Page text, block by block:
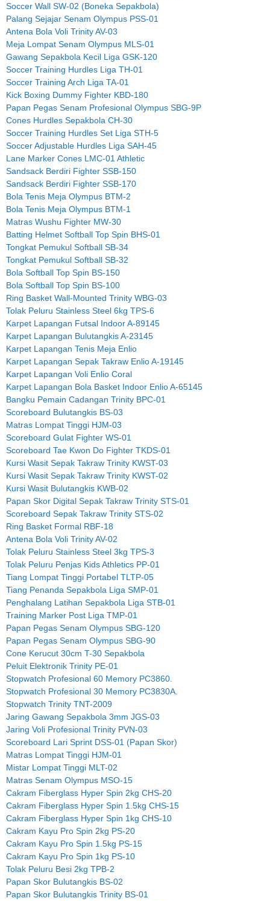
Soccer Wall SW-02 (Boneka Sepakbola)
Palang Sejajar Senam Olympus PSS-01
Antena Bola Voli Trinity AV-03
Meja Lompat Senam Olympus MLS-01
Gawang Sepakbola Kecil Liga GSK-120
Soccer Training Hurdles Liga TH-01
Soccer Training Arch Liga TA-01
Kick Boxing Dummy Fighter KBD-180
Papan Pegas Senam Profesional Olympus SBG-9P
Cones Hurdles Sepakbola CH-30
Soccer Training Hurdles Set Liga STH-5
Soccer Adjustable Hurdles Liga SAH-45
Lane Marker Cones LMC-01 Athletic
Sandsack Berdiri Fighter SSB-150
Sandsack Berdiri Fighter SSB-170
Bola Tenis Meja Olympus BTM-2
Bola Tenis Meja Olympus BTM-1
Matras Wushu Fighter MW-30
Batting Helmet Softball Top Spin BHS-01
Tongkat Pemukul Softball SB-34
Tongkat Pemukul Softball SB-32
Bola Softball Top Spin BS-150
Bola Softball Top Spin BS-100
Ring Basket Wall-Mounted Trinity WBG-03
Tolak Peluru Stainless Steel 6kg TPS-6
Karpet Lapangan Futsal Indoor A-89145
Karpet Lapangan Bulutangkis A-23145
Karpet Lapangan Tenis Meja Enlio
Karpet Lapangan Sepak Takraw Enlio A-19145
Karpet Lapangan Voli Enlio Coral
Karpet Lapangan Bola Basket Indoor Enlio A-65145
Bangku Pemain Cadangan Trinity BPC-01
Scoreboard Bulutangkis BS-03
Matras Lompat Tinggi HJM-03
Scoreboard Gulat Fighter WS-01
Scoreboard Tae Kwon Do Fighter TKDS-01
Kursi Wasit Sepak Takraw Trinity KWST-03
Kursi Wasit Sepak Takraw Trinity KWST-02
Kursi Wasit Bulutangkis KWB-02
Papan Skor Digital Sepak Takraw Trinity STS-01
Scoreboard Sepak Takraw Trinity STS-02
Ring Basket Formal RBF-18
Antena Bola Voli Trinity AV-02
Tolak Peluru Stainless Steel 3kg TPS-3
Tolak Peluru Penjas Kids Athletics PP-01
Tiang Lompat Tinggi Portabel TLTP-05
Tiang Penanda Sepakbola Liga SMP-01
Penghalang Latihan Sepakbola Liga STB-01
Training Marker Post Liga TMP-01
Papan Pegas Senam Olympus SBG-120
Papan Pegas Senam Olympus SBG-90
Cone Kerucut 30cm T-30 Sepakbola
Peluit Elektronik Trinity PE-01
Stopwatch Profesional 60 Memory PC3860.
Stopwatch Profesional 30 Memory PC3830A.
Stopwatch Trinity TNT-2009
Jaring Gawang Sepakbola 3mm JGS-03
Jaring Voli Profesional Trinity PVN-03
Scoreboard Lari Sprint DSS-01 (Papan Skor)
Matras Lompat Tinggi HJM-01
Mistar Lompat Tinggi MLT-02
Matras Senam Olympus MSO-15
Cakram Fiberglass Hyper Spin 2kg CHS-20
Cakram Fiberglass Hyper Spin 1.5kg CHS-15
Cakram Fiberglass Hyper Spin 1kg CHS-10
Cakram Kayu Pro Spin 2kg PS-20
Cakram Kayu Pro Spin 1.5kg PS-15
Cakram Kayu Pro Spin 1kg PS-10
Tolak Peluru Besi 2kg TPB-2
Papan Skor Bulutangkis BS-02
Papan Skor Bulutangkis Trinity BS-01